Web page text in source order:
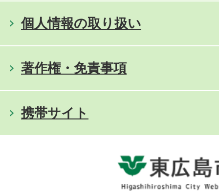
個人情報の取り扱い
著作権・免責事項
携帯サイト